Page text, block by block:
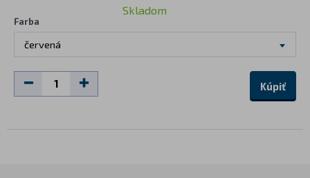
Skladom
Farba
červená
Kúpiť